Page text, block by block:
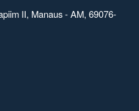
II, Manaus - AM, 69076-